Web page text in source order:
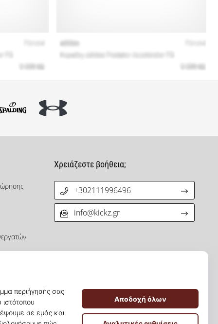
Χρειάζεστε βοήθεια;
+302111996496
info@kickz.gr